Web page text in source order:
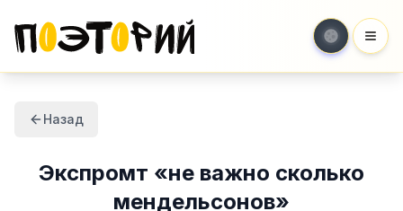
Назад
Экспромт «не важно сколько
мендельсонов»